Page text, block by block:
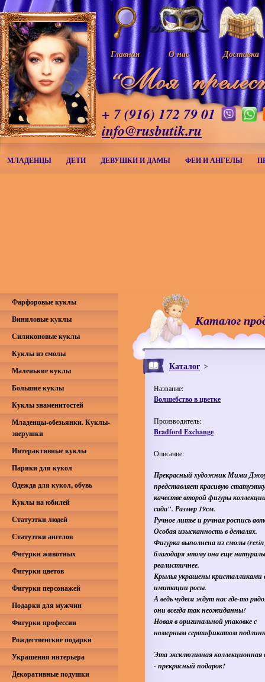
Главная О нас Доставка
+ 7 (916) 172 79 01
info@rusbutik.ru
МЛАДЕНЦЫ ДЕТИ ДЕВУШКИ И ДАМЫ ФЕИ И АНГЕЛЫ
Каталог
Каталог
Название:
Волшебство в цветке
Производитель:
Bradford Exchange
Описание:
Прекрасный художник Мими
представляет красивую
качестве второй фигуры
сада". Размер 19см.
Ручное литье и ручная роспись
Особая изысканность в деталях.
Фигурка выполнена из смолы
благодаря этому она еще
реалистичнее.
Крылья украшены кристалликами
имитации росы.
А ведь чудеса ждут нас где-то
они всегда так неожиданны!
Новая в оригинальной упаковке с
номерным сертификатом
Эта эксклюзивная коллекционная
- прекрасный подарок!
Фарфоровые куклы
Виниловые куклы
Силиконовые куклы
Куклы из смолы
Маленькие куклы
Большие куклы
Куклы знаменитостей
Младенцы-обезьянки. Куклы-
зверушки
Интерактивные куклы
Парики для кукол
Одежда для кукол, обувь
Куклы на юбилей
Статуэтки людей
Статуэтки ангелов
Фигурки животных
Фигурки цветов
Фигурки персонажей
Подарки для мужчин
Фигурки профессии
Рождественские подарки
Украшения интерьера
Декоративные подушки